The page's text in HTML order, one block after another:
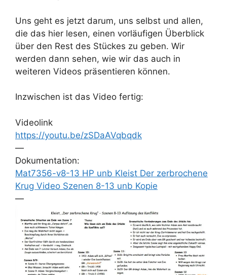
Uns geht es jetzt darum, uns selbst und allen,
die das hier lesen, einen vorläufigen Überblick
über den Rest des Stückes zu geben. Wir
werden dann sehen, wie wir das auch in
weiteren Videos präsentieren können.
Inzwischen ist das Video fertig:
Videolink
https://youtu.be/zSDaAVqbqdk
—
Dokumentation:
Mat7356-v8-13 HP unb Kleist Der zerbrochene
Krug Video Szenen 8-13 unb Kopie
—